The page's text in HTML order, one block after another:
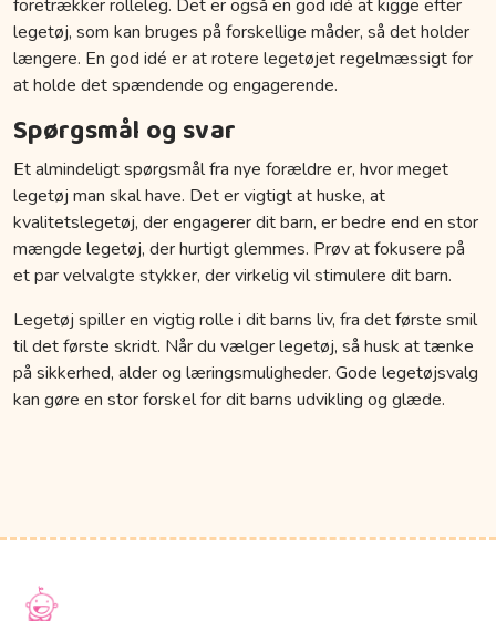
foretrækker rolleleg. Det er også en god idé at kigge efter
legetøj, som kan bruges på forskellige måder, så det holder
længere. En god idé er at rotere legetøjet regelmæssigt for
at holde det spændende og engagerende.
Spørgsmål og svar
Et almindeligt spørgsmål fra nye forældre er, hvor meget
legetøj man skal have. Det er vigtigt at huske, at
kvalitetslegetøj, der engagerer dit barn, er bedre end en stor
mængde legetøj, der hurtigt glemmes. Prøv at fokusere på
et par velvalgte stykker, der virkelig vil stimulere dit barn.
Legetøj spiller en vigtig rolle i dit barns liv, fra det første smil
til det første skridt. Når du vælger legetøj, så husk at tænke
på sikkerhed, alder og læringsmuligheder. Gode legetøjsvalg
kan gøre en stor forskel for dit barns udvikling og glæde.